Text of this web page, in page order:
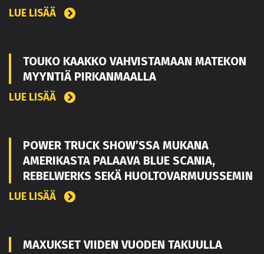
LUE LISÄÄ
TOUKO KAAKKO VAHVISTAMAAN MATEKON
MYYNTIÄ PIRKANMAALLA
LUE LISÄÄ
POWER TRUCK SHOW’SSA MUKANA
AMERIKASTA PALAAVA BLUE SCANIA,
REBELWERKS SEKÄ HUOLTOVARMUUSSEMIN
LUE LISÄÄ
MAXUKSET VIIDEN VUODEN TAKUULLA